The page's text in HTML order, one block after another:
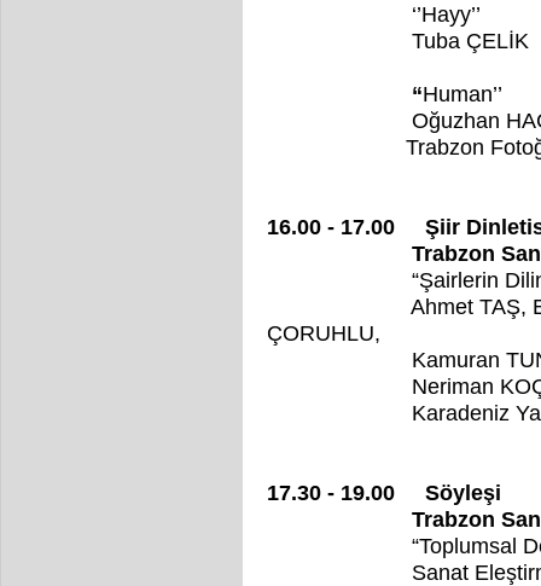
‘’Hayy’’
Tuba ÇELİK
“Human’’
Oğuzhan
Trabzon
16.00 - 17.00 Şiir
Trabzon Sanatevi
“Şairlerin
Ahmet TAŞ, Emel
ÇORUHLU,
Kamuran TUNA,
Neriman KOÇ,
Karadeniz
17.30 - 19.00 Söyleşi
Trabzon Sanatevi
“Toplumsal
Sanat